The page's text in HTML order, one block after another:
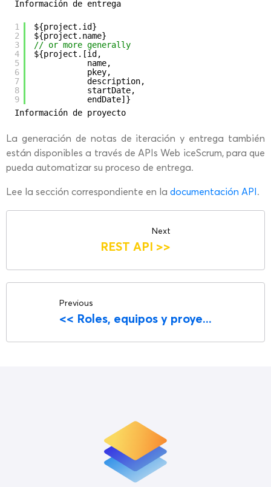
Información de entrega
Información de proyecto
1
2
3
4
5
6
7
8
9
${project.id}
${project.name}
// or more generally
${project.[id,
name,
pkey,
description,
startDate,
endDate]}
La generación de notas de iteración y entrega también
están disponibles a través de APIs Web iceScrum, para que
pueda automatizar su proceso de entrega.
Lee la sección correspondiente en la documentación API.
Previous
<< Roles, equipos y proye...
Next
REST API >>